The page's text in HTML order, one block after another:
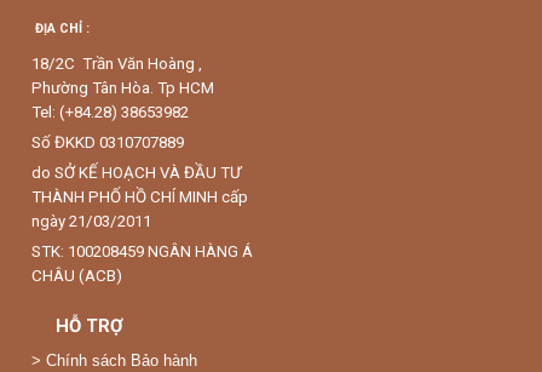
ĐỊA CHỈ :
18/2C Trần Văn Hoàng ,
Phường Tân Hòa. Tp HCM
Tel: (+84.28) 38653982
Số ĐKKD 0310707889
do SỞ KẾ HOẠCH VÀ ĐẦU TƯ
THÀNH PHỐ HỒ CHÍ MINH cấp
ngày 21/03/2011
STK: 100208459 NGÂN HÀNG Á
CHÂU (ACB)
HỖ TRỢ
> Chính sách Bảo hành